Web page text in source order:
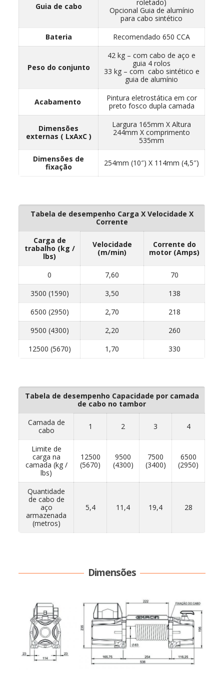
Guia de cabo
roletado)
Opcional Guia de alumínio
para cabo sintético
Bateria
Recomendado 650 CCA
Peso do conjunto
42 kg – com cabo de aço e
guia 4 rolos
33 kg – com cabo sintético e
guia de alumínio
Acabamento
Pintura eletrostática em cor
preto fosco dupla camada
Dimensões
externas ( LxAxC )
Largura 165mm X Altura
244mm X comprimento
535mm
Dimensões de
fixação
254mm (10″) X 114mm (4,5″)
Tabela de desempenho Carga X Velocidade X
Corrente
Carga de
trabalho (kg /
lbs)
Velocidade
(m/min)
Corrente do
motor (Amps)
0 7,60
70
3500 (1590)
3,50
138
6500 (2950)
2,70
218
9500 (4300)
2,20
260
12500 (5670)
1,70 330
Tabela de desempenho Capacidade por camada
de cabo no tambor
Camada de
cabo
1 2 3 4
Limite de
carga na
camada (kg /
lbs)
12500
(5670)
9500
(4300)
7500
(3400)
6500
(2950)
Quantidade
de cabo de
aço
armazenada
(metros)
5,4 11,4 19,4 28
Dimensões